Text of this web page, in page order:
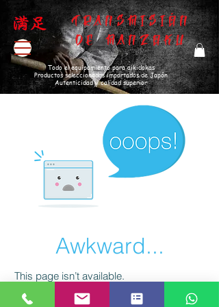
TRANSMISIÓN
DE MANZOKU
Todo el equipamiento para aikidokas
Productos seleccionados importados de Japón
Autenticidad y calidad superior
Awkward...
This page isn’t available.